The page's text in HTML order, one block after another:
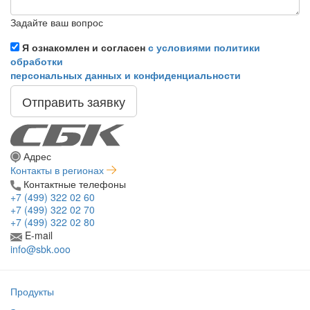
Задайте ваш вопрос
Я ознакомлен и согласен с условиями политики
обработки
персональных данных и конфиденциальности
Отправить заявку
Адрес
Контакты в регионах
Контактные телефоны
+7 (499) 322 02 60
+7 (499) 322 02 70
+7 (499) 322 02 80
E-mail
info@sbk.ooo
Продукты